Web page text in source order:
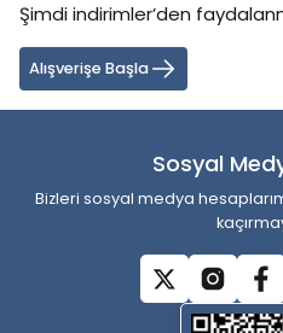
Bu ürüne benzer farklı
Şimdi indirimler’den
Alışverişe Başla
Sosyal
Bizleri sosyal medya